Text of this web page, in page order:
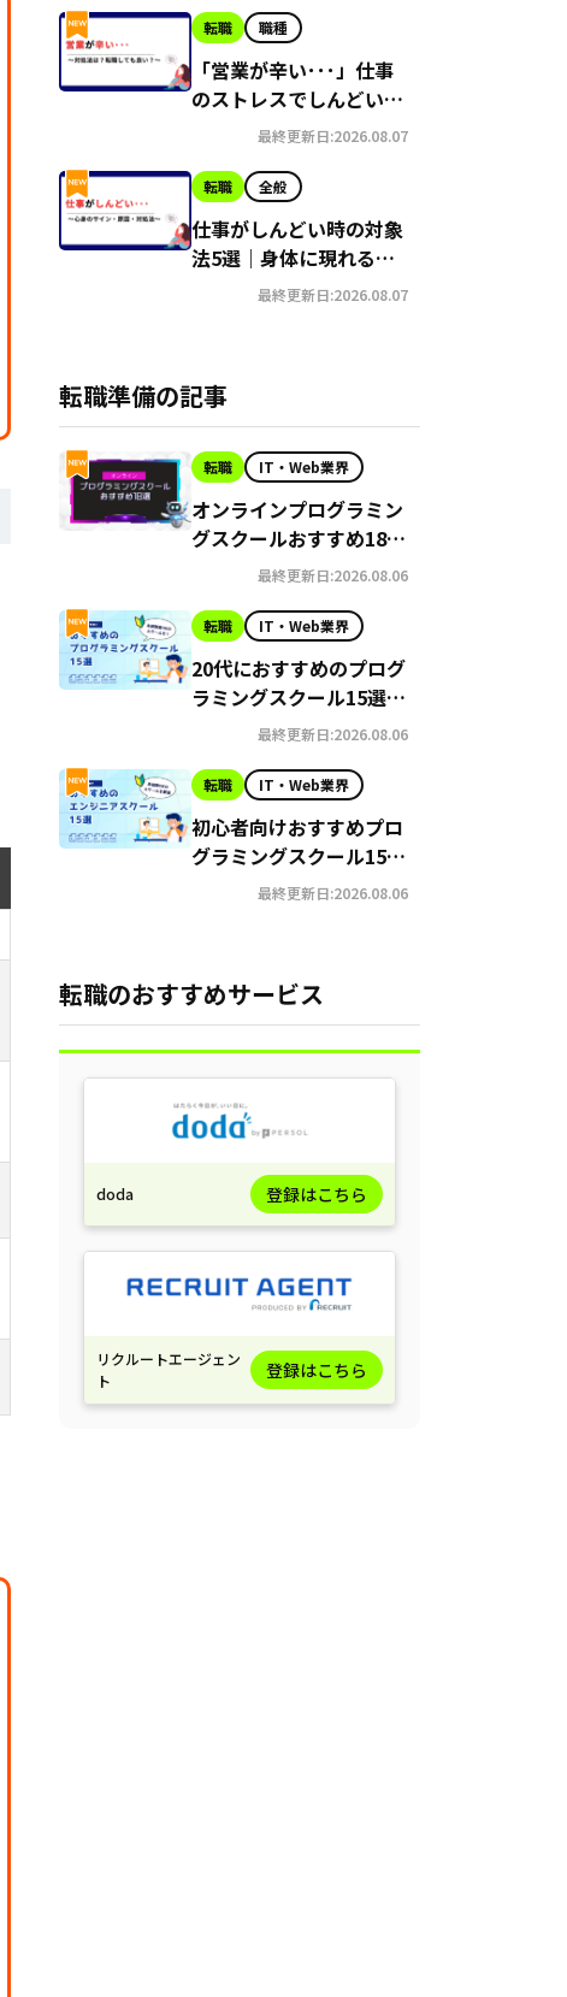
転職 職種
「営業が辛い･･･」仕事
のストレスでしんどい時
はどうすれば？
最終更新日:2026.08.07
転職 全般
仕事がしんどい時の対象
法5選｜身体に現れるサ
インも解説最終更新日:2026.08.07
転職準備の記事
転職 IT・Web業界
オンラインプログラミン
グスクールおすすめ18選
｜失敗しないスクールの
最終更新日:2026.08.06
転職 IT・Web業界
20代におすすめのプログ
ラミングスクール15選｜
無料・格安・転職保証あ
最終更新日:2026.08.06
転職 IT・Web業界
初心者向けおすすめプロ
グラミングスクール15選
｜無料or安い社会人向け
最終更新日:2026.08.06
転職のおすすめサービス
doda 登録はこちら
リクルートエージェン
ト
登録はこちら